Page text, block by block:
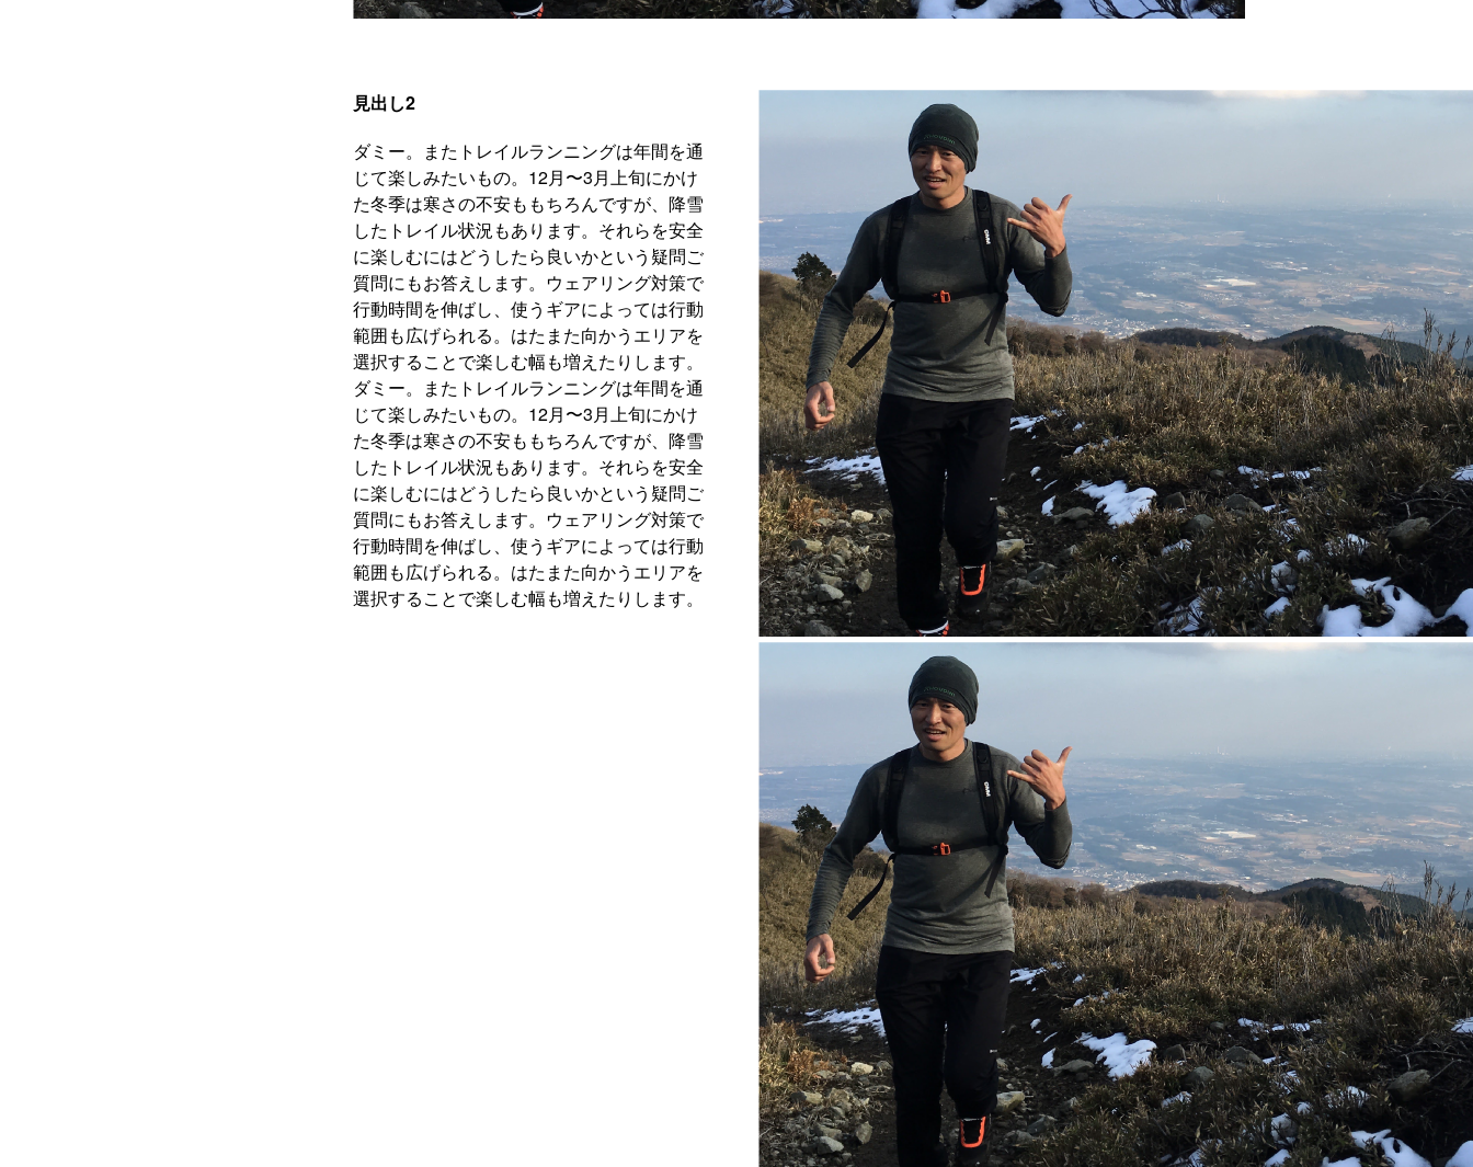
見出し2
ダミー。またトレイルランニングは年間を通
じて楽しみたいもの。12月〜3月上旬にかけ
た冬季は寒さの不安ももちろんですが、降雪
したトレイル状況もあります。それらを安全
に楽しむにはどうしたら良いかという疑問ご
質問にもお答えします。ウェアリング対策で
行動時間を伸ばし、使うギアによっては行動
範囲も広げられる。はたまた向かうエリアを
選択することで楽しむ幅も増えたりします。
ダミー。またトレイルランニングは年間を通
じて楽しみたいもの。12月〜3月上旬にかけ
た冬季は寒さの不安ももちろんですが、降雪
したトレイル状況もあります。それらを安全
に楽しむにはどうしたら良いかという疑問ご
質問にもお答えします。ウェアリング対策で
行動時間を伸ばし、使うギアによっては行動
範囲も広げられる。はたまた向かうエリアを
選択することで楽しむ幅も増えたりします。